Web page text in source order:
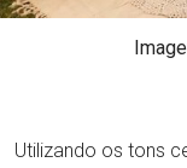
Utilizando os tons